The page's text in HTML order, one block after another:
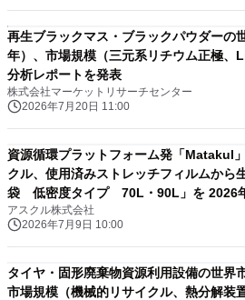
再生ブラックマス・ブラックパウダーの
年）、市場規模（三元系リチウム正極、
分析レポートを発表
株式会社マーケットリサーチセンター
2026年7月20日 11:00
資源循環プラットフォーム発「Matakul
クル、使用済みストレッチフィルムから
袋 低密度タイプ 70L・90L」を 2026
アスクル株式会社
2026年7月9日 10:00
タイヤ・固形廃棄物資源利用設備の世界
市場規模（機械的リサイクル、熱分解装